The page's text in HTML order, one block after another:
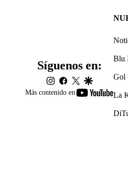
Más contenido en
Síguenos en:
instagram
facebook
twittergoogle
Blu
Gol
La